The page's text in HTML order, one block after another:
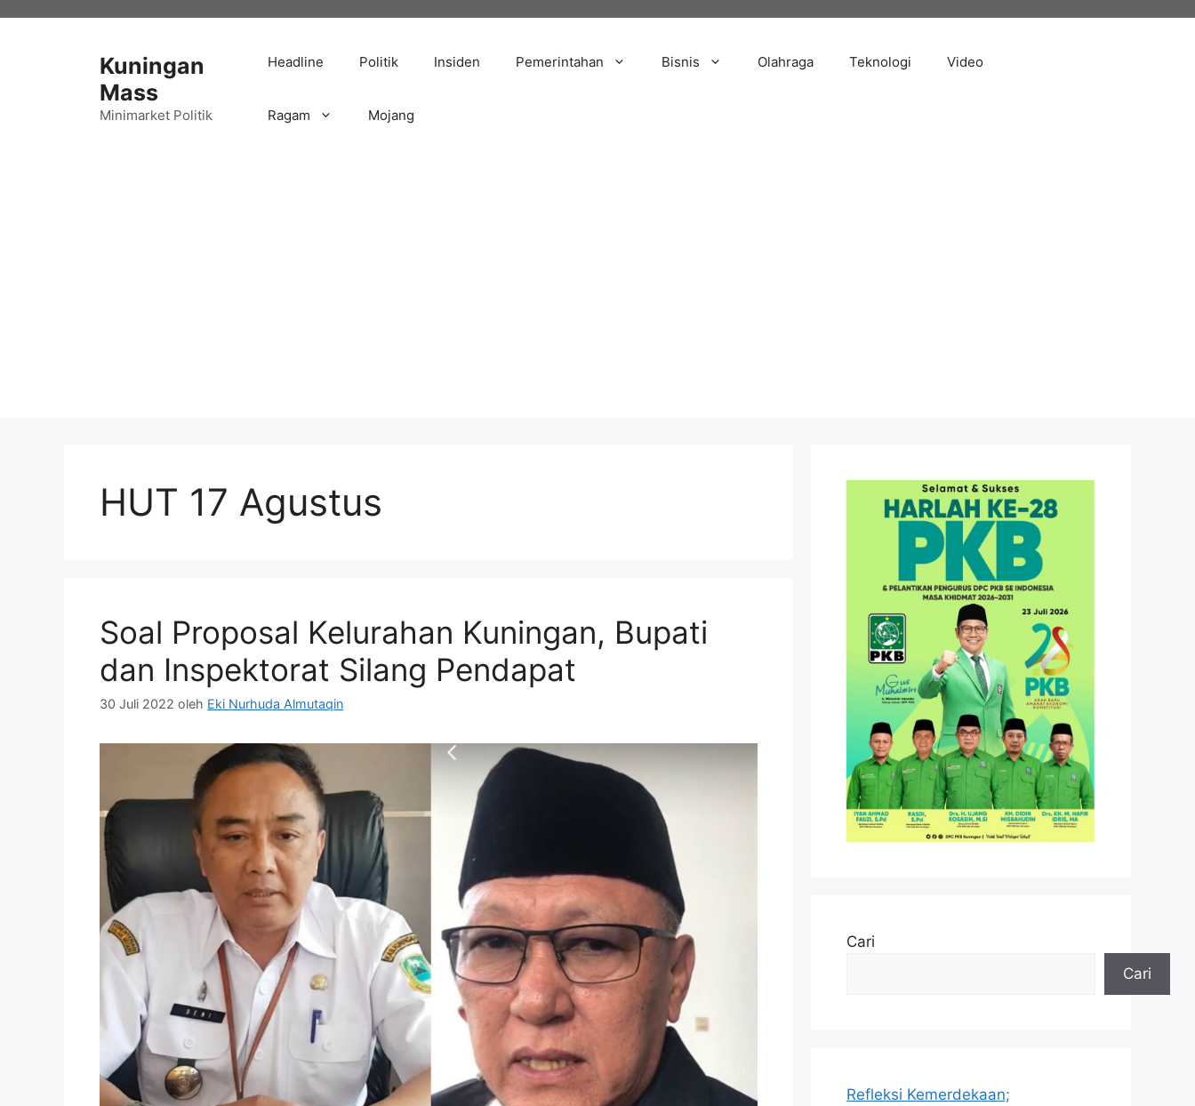
Kuningan
Mass
Minimarket Politik
Headline Politik Insiden Pemerintahan Bisnis Olahraga Teknologi Video
Ragam Mojang
HUT 17 Agustus
Soal Proposal Kelurahan Kuningan, Bupati
dan Inspektorat Silang Pendapat
30 Juli 2022 oleh Eki Nurhuda Almutaqin
Cari
Cari
Refleksi Kemerdekaan;